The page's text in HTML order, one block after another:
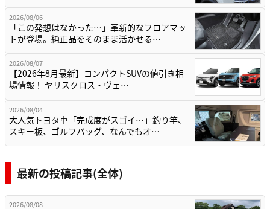
2026/08/06
「この発想はなかった…」革新的なフロアマッ
トが登場。純正品をそのまま活かせる…
2026/08/07
【2026年8月最新】コンパクトSUVの値引き相
場情報！ ヤリスクロス・ヴェ…
2026/08/04
大人気トヨタ車「完成度がスゴイ…」釣り竿、
スキー板、ゴルフバッグ、なんでもオ…
最新の投稿記事(全体)
2026/08/08